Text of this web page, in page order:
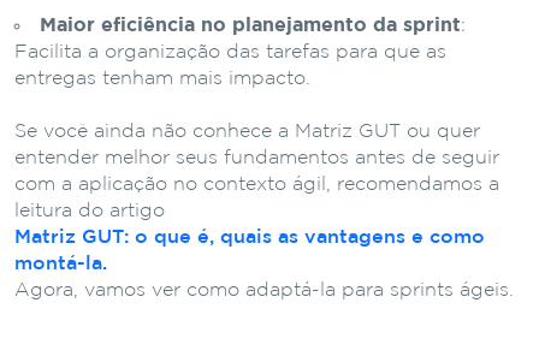
Maior eficiência no planejamento da sprint:
Facilita a organização das tarefas para que as
entregas tenham mais impacto.
Se você ainda não conhece a Matriz GUT ou quer
entender melhor seus fundamentos antes de seguir
com a aplicação no contexto ágil, recomendamos a
leitura do artigo
Matriz GUT: o que é, quais as vantagens e como
montá-la.
Agora, vamos ver como adaptá-la para sprints ágeis.